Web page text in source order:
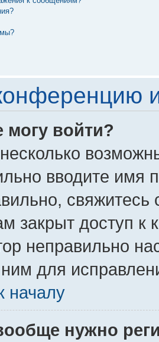
могу войти?
вводите имя
закрыт доступ к
неправильно
для
началу
нужно